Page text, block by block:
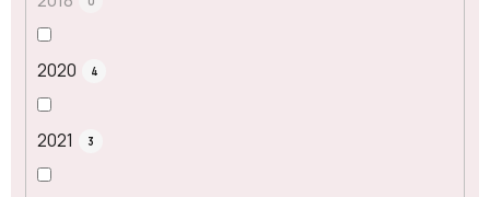
2020 4
2021 3